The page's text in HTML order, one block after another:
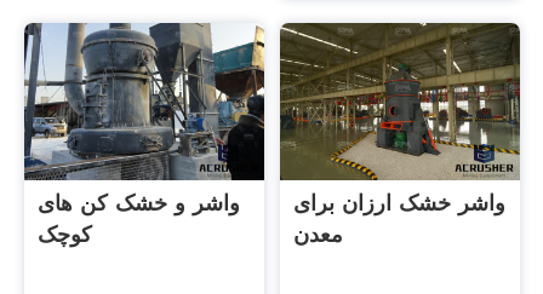
واشر و خشک کن های
کوچک
واشر خشک ارزان برای
معدن